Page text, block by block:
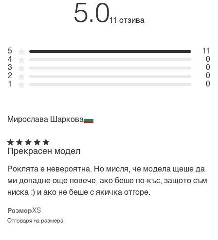
5.011 отзива
5
11
4
0
3
0
2
0
1
0
Мирослава Шаркова
РазмерXS
Отговаря на размера
Прекрасен модел
Роклята е невероятна. Но мисля, че модела щеше да
ми допадне още повече, ако беше по-къс, защото съм
ниска :) и ако не беше с якичка отгоре.